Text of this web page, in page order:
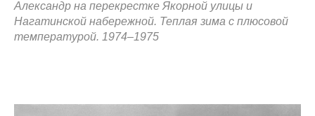
Александр на перекрестке Якорной улицы и
Нагатинской набережной. Теплая зима с плюсовой
температурой. 1974–1975